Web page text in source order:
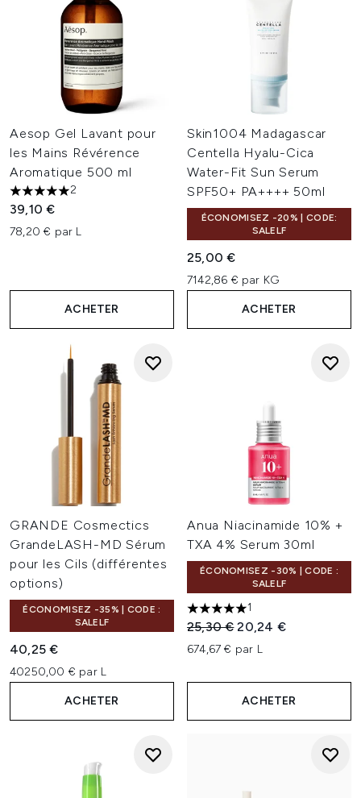
Aesop Gel Lavant pour
les Mains Révérence
Aromatique 500 ml
5 étoiles sur un maximum de 5
2
39,10 €
78,20 € par L
ACHETER
Skin1004 Madagascar
Centella Hyalu-Cica
Water-Fit Sun Serum
SPF50+ PA++++ 50ml
ÉCONOMISEZ -20% | CODE:
SALELF
25,00 €
7142,86 € par KG
ACHETER
GRANDE Cosmectics
GrandeLASH-MD Sérum
pour les Cils (différentes
options)
ÉCONOMISEZ -35% | CODE :
SALELF
40,25 €
40250,00 € par L
ACHETER
Anua Niacinamide 10% +
TXA 4% Serum 30ml
ÉCONOMISEZ -30% | CODE :
SALELF
5 étoiles sur un maximum de
1
Prix de vente :
25,30 €Prix ​​actuel :
20,24 €
674,67 € par L
ACHETER